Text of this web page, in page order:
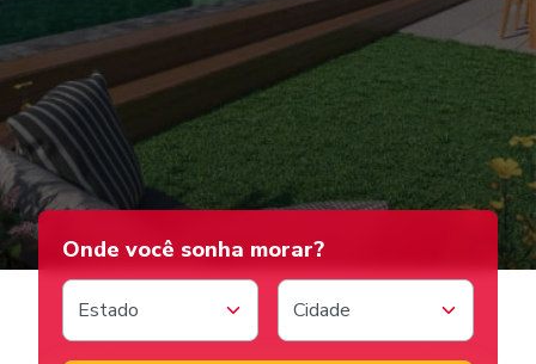
Onde você sonha morar?A pacaembu te
Estado Cidade